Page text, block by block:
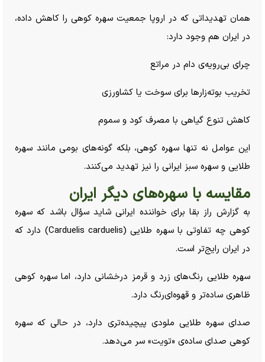
همان تهدیداتی که در اروپا جمعیت سهره کوهی را کاهش داده،
در ایران هم وجود دارد:
چرای بی‌رویه‌ی دام در مراتع
تخریب بوته‌زار‌ها برای سوخت یا کشاورزی
کاهش تنوع گیاهی با مصرف کود و سموم
این عوامل نه تنها سهره کوهی، بلکه گونه‌های بومی مانند سهره
طلایی و سهره سبز ایرانی را نیز تهدید می‌کنند.
مقایسه با سهره‌های دیگر ایران
به گزارش راز بقا برای خواننده ایرانی شاید سؤال باشد که سهره
کوهی چه تفاوتی با سهره طلایی (Carduelis carduelis) دارد که
در ایران رایج‌تر است.
سهره طلایی رنگ‌های زرد و قرمز درخشانی دارد، اما سهره کوهی
ظاهری ساده‌تر و قهوه‌ای‌رنگ دارد.
صدای سهره طلایی ملودی پیچیده‌تری دارد، در حالی که سهره
کوهی صدای ساده‌ی «تویت» سر می‌دهد.